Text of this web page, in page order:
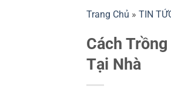
Trang Chủ » TIN
Cách
Tại Nhà